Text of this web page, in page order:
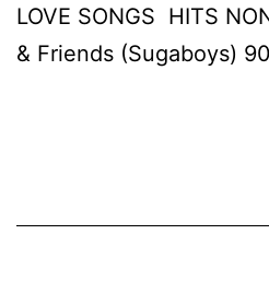
LOVE SONGS HITS
& Friends (Sugaboys)